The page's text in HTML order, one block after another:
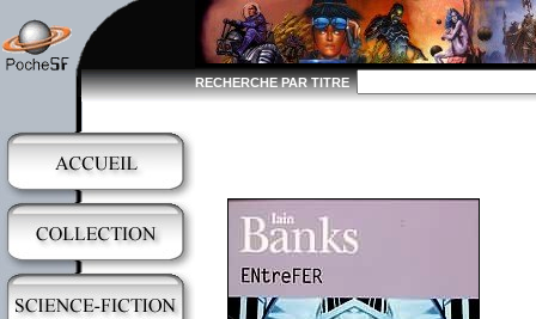
RECHERCHE PAR TITRE